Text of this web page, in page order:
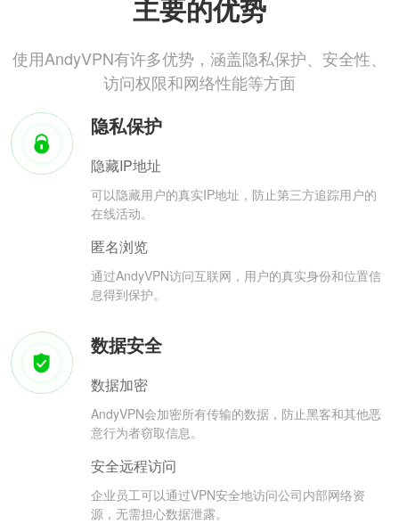
主要的优势
使用AndyVPN有许多优势，涵盖隐私保护、安全性、
访问权限和网络性能等方面
隐私保护
隐藏IP地址
可以隐藏用户的真实IP地址，防止第三方追踪用户的
在线活动。
匿名浏览
通过AndyVPN访问互联网，用户的真实身份和位置信
息得到保护。
数据安全
数据加密
AndyVPN会加密所有传输的数据，防止黑客和其他恶
意行为者窃取信息。
安全远程访问
企业员工可以通过VPN安全地访问公司内部网络资
源，无需担心数据泄露。